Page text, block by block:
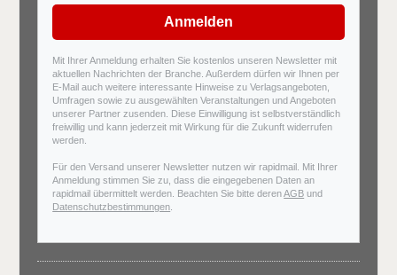
Anmelden
Mit Ihrer Anmeldung erhalten Sie kostenlos unseren Newsletter mit
aktuellen Nachrichten der Branche. Außerdem dürfen wir Ihnen per
E-Mail auch weitere interessante Hinweise zu Verlagsangeboten,
Umfragen sowie zu ausgewählten Veranstaltungen und Angeboten
unserer Partner zusenden. Diese Einwilligung ist selbstverständlich
freiwillig und kann jederzeit mit Wirkung für die Zukunft widerrufen
werden.
Für den Versand unserer Newsletter nutzen wir rapidmail. Mit Ihrer
Anmeldung stimmen Sie zu, dass die eingegebenen Daten an
rapidmail übermittelt werden. Beachten Sie bitte derenAGB und
Datenschutzbestimmungen